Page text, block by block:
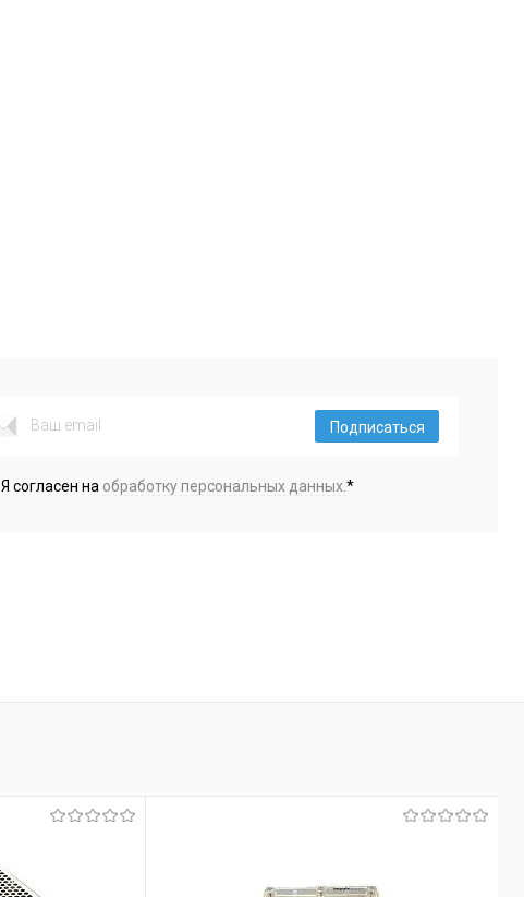
Подписаться
Я согласен на обработку персональных данных.*